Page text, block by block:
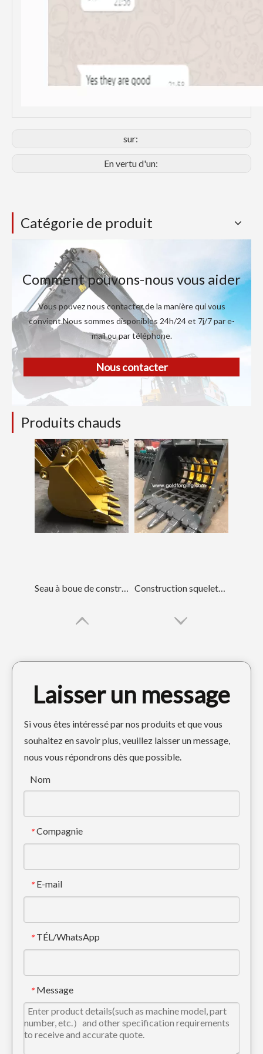
sur:
En vertu d'un:
Catégorie de produit
Comment pouvons-nous vous aider
Vous pouvez nous contacter de la manière qui vous
convient.Nous sommes disponibles 24h/24 et 7j/7 par e-
mail ou par téléphone.
Nous contacter
Produits chauds
Seau à boue de construction noire robuste DH215 Construction squelette Seau de nettoyage de godet d'excavatrice de 12 pouces Sany235
Seau squelette jaune ODM pour Caterpillar E307
Laisser un message
Si vous êtes intéressé par nos produits et que vous
souhaitez en savoir plus, veuillez laisser un message,
nous vous répondrons dès que possible.
Nom
* Compagnie
* E-mail
* TÉL/WhatsApp
* Message